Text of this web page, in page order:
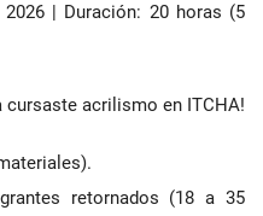
| Duración: 20 horas (5
cursaste acrilismo en ITCHA!
retornados (18 a 35